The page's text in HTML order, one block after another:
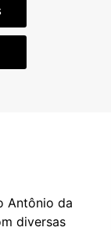
Antônio da
diversas